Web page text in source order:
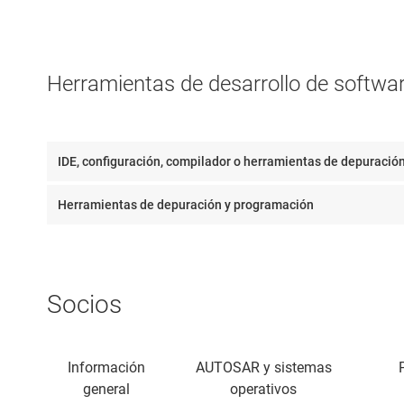
Herramientas de desarrollo de
IDE, configuración, compilador o herramientas de
Herramientas de depuración y programación
Socios